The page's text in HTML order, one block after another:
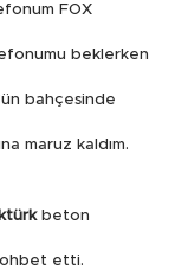
FOX
beklerken
bahçesinde
maruz kaldım.
beton
etti.